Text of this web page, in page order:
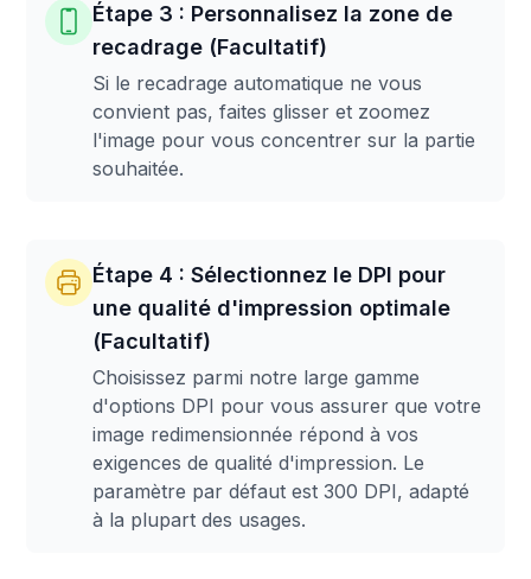
Étape 3 : Personnalisez la zone de
recadrage (Facultatif)
Si le recadrage automatique ne vous
convient pas, faites glisser et zoomez
l'image pour vous concentrer sur la partie
souhaitée.
Étape 4 : Sélectionnez le DPI pour
une qualité d'impression optimale
(Facultatif)
Choisissez parmi notre large gamme
d'options DPI pour vous assurer que votre
image redimensionnée répond à vos
exigences de qualité d'impression. Le
paramètre par défaut est 300 DPI, adapté
à la plupart des usages.